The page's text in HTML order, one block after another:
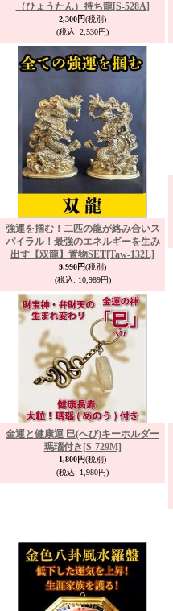
（ひょうたん）持ち龍[S-528A]
2,300円(税別)
(税込: 2,530円)
強運を掴む！二匹の龍が絡み合いス
パイラル！最強のエネルギーを生み
出す【双龍】置物SET[Taw-132L]
9,990円(税別)
(税込: 10,989円)
金運と健康運 巳(へび)キーホルダー
瑪瑙付き [S-729M]
1,800円(税別)
(税込: 1,980円)